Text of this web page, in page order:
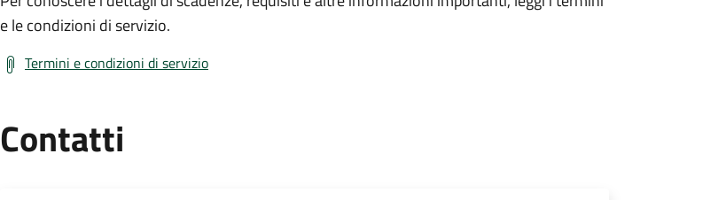
e le condizioni di servizio.
Termini e condizioni di servizio
Contatti